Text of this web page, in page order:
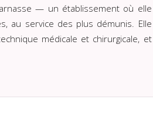
— un établissement où elle
au service des plus démunis. Elle
médicale et chirurgicale, et